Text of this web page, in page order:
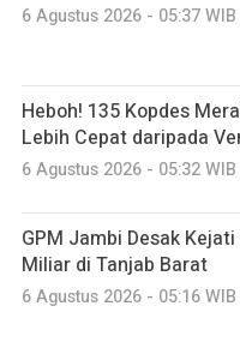
6 Agustus 2026 - 05:37 WIB
Heboh! 135 Kopdes
Lebih Cepat daripada
6 Agustus 2026 - 05:32 WIB
GPM Jambi Desak
Miliar di Tanjab Barat
6 Agustus 2026 - 05:16 WIB